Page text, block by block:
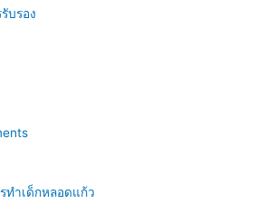
บรอง
ทำเด็กหลอดแก้ว